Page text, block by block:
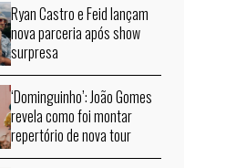
Ryan Castro e Feid lançam
nova parceria após show
surpresa
‘Dominguinho’: João Gomes
revela como foi montar
repertório de nova tour